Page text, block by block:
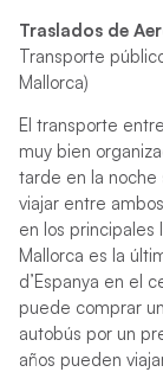
Traslados de
Transporte
Mallorca)
El transporte
muy bien
tarde en la noche
viajar entre
en los principales
Mallorca es la
d’Espanya en el
puede comprar
autobús por un
años pueden